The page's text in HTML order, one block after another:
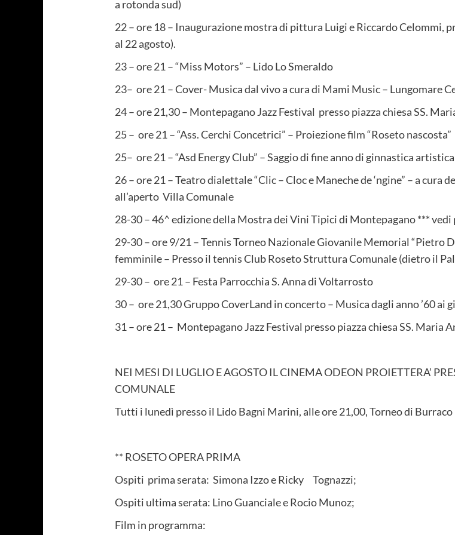
a rotonda sud)
22 – ore 18 – Inaugurazione mostra di pittura Luigi e Riccardo Celommi,
al 22 agosto).
23 – ore 21 – “Miss Motors” – Lido Lo Smeraldo
23– ore 21 – Cover- Musica dal vivo a cura di Mami Music – Lungomare
24 – ore 21,30 – Montepagano Jazz Festival presso piazza chiesa SS.
25 – ore 21 – “Ass. Cerchi Concetrici” – Proiezione film “Roseto
25– ore 21 – “Asd Energy Club” – Saggio di fine anno di ginnastica
26 – ore 21 – Teatro dialettale “Clic – Cloc e Maneche de ‘ngine” – a cura
all’aperto Villa Comunale
28-30 – 46^ edizione della Mostra dei Vini Tipici di Montepagano *** vedi
29-30 – ore 9/21 – Tennis Torneo Nazionale Giovanile Memorial “Pietro
femminile – Presso il tennis Club Roseto Struttura Comunale (dietro il
29-30 – ore 21 – Festa Parrocchia S. Anna di Voltarrosto
30 – ore 21,30 Gruppo CoverLand in concerto – Musica dagli anno ’60
31 – ore 21 – Montepagano Jazz Festival presso piazza chiesa SS.
NEI MESI DI LUGLIO E AGOSTO IL CINEMA ODEON PROIETTERA’
COMUNALE
Tutti i lunedì presso il Lido Bagni Marini, alle ore 21,00, Torneo di
** ROSETO OPERA PRIMA
Ospiti prima serata: Simona Izzo e Ricky Tognazzi;
Ospiti ultima serata: Lino Guanciale e Rocio Munoz;
Film in programma: